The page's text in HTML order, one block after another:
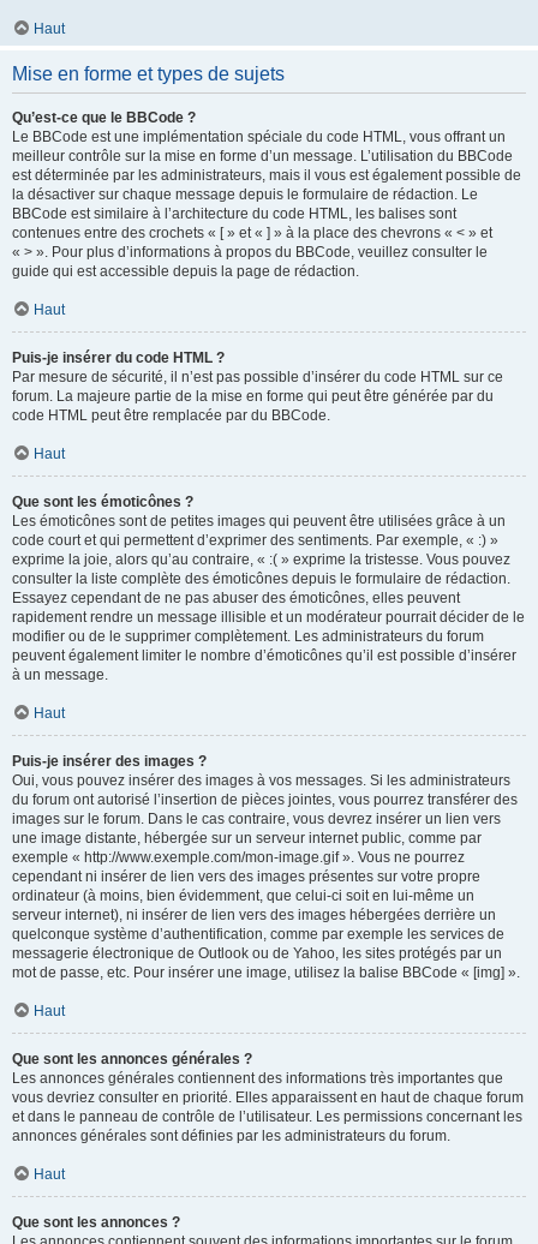
Haut
Mise en forme et types de sujets
Qu’est-ce que le BBCode ?
Le BBCode est une implémentation spéciale du code HTML, vous offrant un
meilleur contrôle sur la mise en forme d’un message. L’utilisation du BBCode
est déterminée par les administrateurs, mais il vous est également possible de
la désactiver sur chaque message depuis le formulaire de rédaction. Le
BBCode est similaire à l’architecture du code HTML, les balises sont
contenues entre des crochets « [ » et « ] » à la place des chevrons « < » et
« > ». Pour plus d’informations à propos du BBCode, veuillez consulter le
guide qui est accessible depuis la page de rédaction.
Haut
Puis-je insérer du code HTML ?
Par mesure de sécurité, il n’est pas possible d’insérer du code HTML sur ce
forum. La majeure partie de la mise en forme qui peut être générée par du
code HTML peut être remplacée par du BBCode.
Haut
Que sont les émoticônes ?
Les émoticônes sont de petites images qui peuvent être utilisées grâce à un
code court et qui permettent d’exprimer des sentiments. Par exemple, « :) »
exprime la joie, alors qu’au contraire, « :( » exprime la tristesse. Vous pouvez
consulter la liste complète des émoticônes depuis le formulaire de rédaction.
Essayez cependant de ne pas abuser des émoticônes, elles peuvent
rapidement rendre un message illisible et un modérateur pourrait décider de le
modifier ou de le supprimer complètement. Les administrateurs du forum
peuvent également limiter le nombre d’émoticônes qu’il est possible d’insérer
à un message.
Haut
Puis-je insérer des images ?
Oui, vous pouvez insérer des images à vos messages. Si les administrateurs
du forum ont autorisé l’insertion de pièces jointes, vous pourrez transférer des
images sur le forum. Dans le cas contraire, vous devrez insérer un lien vers
une image distante, hébergée sur un serveur internet public, comme par
exemple « http://www.exemple.com/mon-image.gif ». Vous ne pourrez
cependant ni insérer de lien vers des images présentes sur votre propre
ordinateur (à moins, bien évidemment, que celui-ci soit en lui-même un
serveur internet), ni insérer de lien vers des images hébergées derrière un
quelconque système d’authentification, comme par exemple les services de
messagerie électronique de Outlook ou de Yahoo, les sites protégés par un
mot de passe, etc. Pour insérer une image, utilisez la balise BBCode « [img] ».
Haut
Que sont les annonces générales ?
Les annonces générales contiennent des informations très importantes que
vous devriez consulter en priorité. Elles apparaissent en haut de chaque forum
et dans le panneau de contrôle de l’utilisateur. Les permissions concernant les
annonces générales sont définies par les administrateurs du forum.
Haut
Que sont les annonces ?